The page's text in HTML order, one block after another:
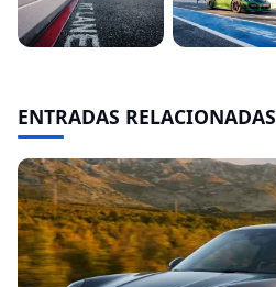
ENTRADAS RELACIONADAS